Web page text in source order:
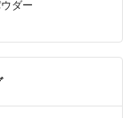
ダー